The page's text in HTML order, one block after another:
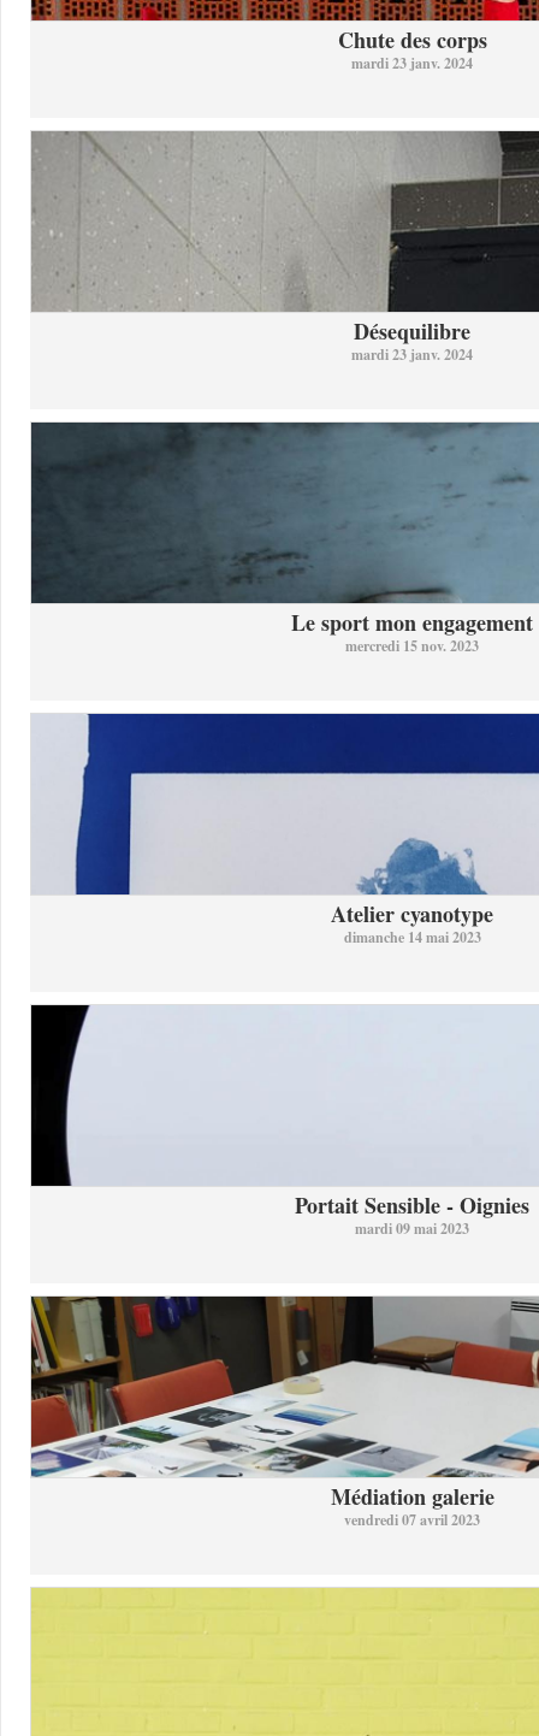
Chute des corps
mardi 23 janv. 2024
Désequilibre
mardi 23 janv. 2024
Le sport mon engagement
mercredi 15 nov. 2023
Atelier cyanotype
dimanche 14 mai 2023
Portait Sensible - Oignies
mardi 09 mai 2023
Médiation galerie
vendredi 07 avril 2023